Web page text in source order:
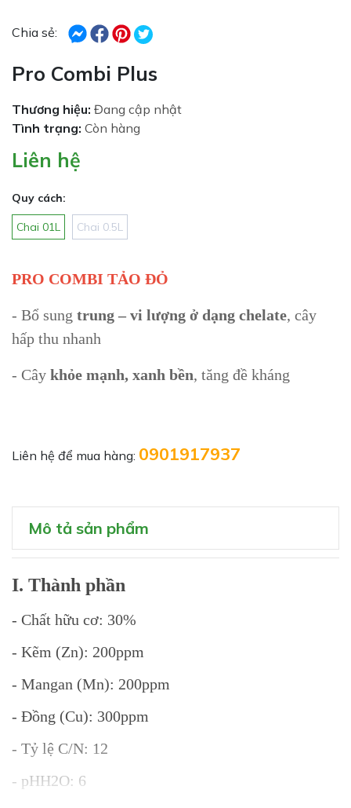
Chia sẻ:
Pro Combi Plus
Thương hiệu: Đang cập nhật
Tình trạng: Còn hàng
Liên hệ
Quy cách:
Chai 01L Chai 0.5L
PRO COMBI TẢO ĐỎ
- Bổ sung trung – vi lượng ở dạng chelate, cây
hấp thu nhanh
- Cây khỏe mạnh, xanh bền, tăng đề kháng
Liên hệ để mua hàng: 0901917937
Mô tả sản phẩm
I. Thành phần
- Chất hữu cơ: 30%
- Kẽm (Zn): 200ppm
- Mangan (Mn): 200ppm
- Đồng (Cu): 300ppm
- Tỷ lệ C/N: 12
- pHH2O: 6